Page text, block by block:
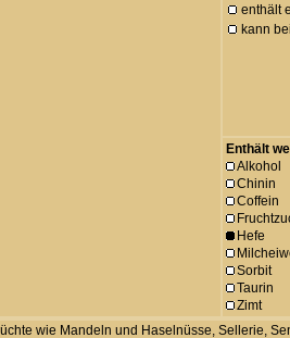
enthält
kann
Enthält
Alkohol
Chinin
Coffein
Hefe
Sorbit
Taurin
Zimt
wie Mandeln und Haselnüsse, Sellerie,